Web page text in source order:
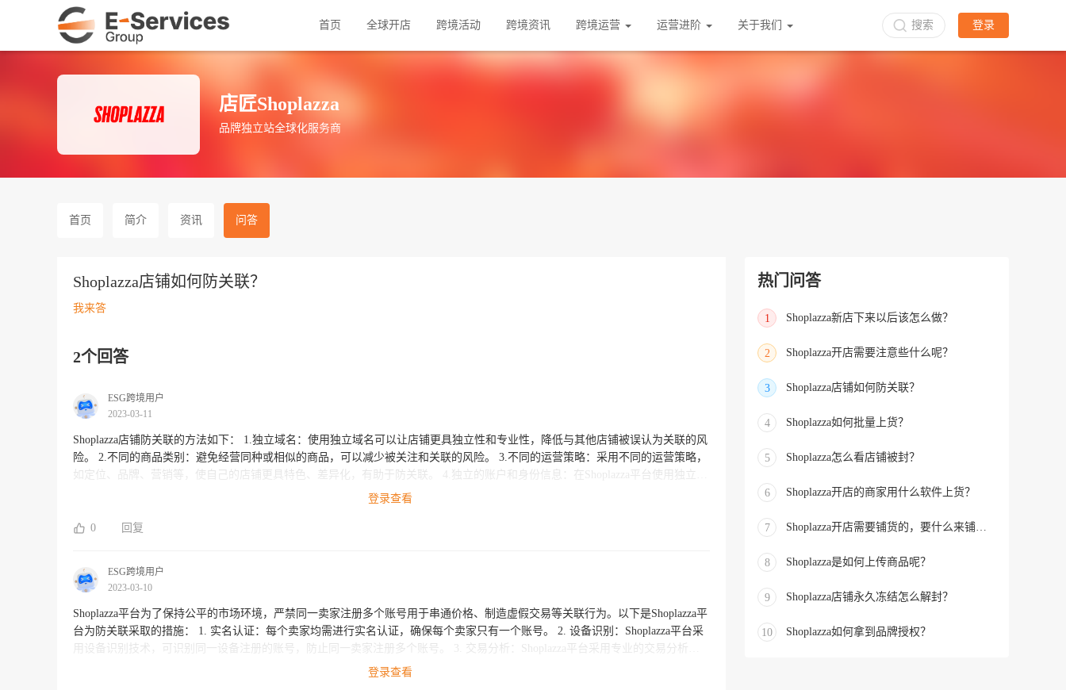
首页 全球开店 跨境活动 跨境资讯 跨境运营 运营进阶 关于我们 搜索 登录
店匠Shoplazza
品牌独立站全球化服务商
首页 简介 资讯 问答
Shoplazza店铺如何防关联？
我来答
2个回答
ESG跨境用户
2023-03-11
Shoplazza店铺防关联的方法如下： 1.独立域名：使用独立域名可以让店铺更具独立性和专业性，降低与其他店铺被误认为关联的风
险。 2.不同的商品类别：避免经营同种或相似的商品，可以减少被关注和关联的风险。 3.不同的运营策略：采用不同的运营策略，
如定位、品牌、营销等，使自己的店铺更具特色、差异化，有助于防关联。 4.独立的账户和身份信息：在Shoplazza平台使用独立的
账户和身份信息，不直接和其他店铺关联，避免被误认为是同一人。 5.遵守平台规则：Shoplazza平台会对店铺间的关联行为进行监
登录查看
0 回复
ESG跨境用户
2023-03-10
Shoplazza平台为了保持公平的市场环境，严禁同一卖家注册多个账号用于串通价格、制造虚假交易等关联行为。以下是Shoplazza平
台为防关联采取的措施： 1. 实名认证：每个卖家均需进行实名认证，确保每个卖家只有一个账号。 2. 设备识别：Shoplazza平台采
用设备识别技术，可识别同一设备注册的账号，防止同一卖家注册多个账号。 3. 交易分析：Shoplazza平台采用专业的交易分析技
术，通过对交易数据的分析，检测出可能存在的关联行为，对违规行为进行处罚。 总之，Shoplazza平台一直致力于维护公平、公正
登录查看
热门问答
1 Shoplazza新店下来以后该怎么做？
2 Shoplazza开店需要注意些什么呢？
3 Shoplazza店铺如何防关联？
4 Shoplazza如何批量上货？
5 Shoplazza怎么看店铺被封？
6 Shoplazza开店的商家用什么软件上货？
7
8 Shoplazza是如何上传商品呢？
9 Shoplazza店铺永久冻结怎么解封？
10 Shoplazza如何拿到品牌授权？